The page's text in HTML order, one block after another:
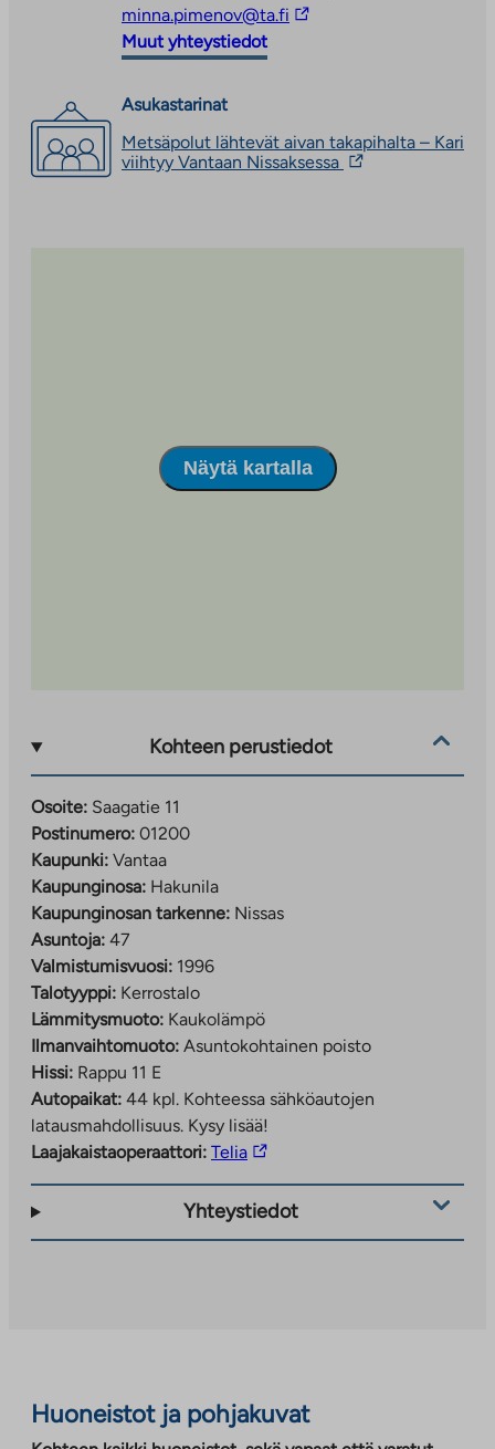
vie
ulkopuoliseen
palveluun
minna.pimenov@ta.fi Linkki
Muut yhteystiedot
Asukastarinat
Metsäpolut lähtevät aivan takapihalta – Kari
viihtyy Vantaan Nissaksessa Linkki
Näytä kartalla
Kohteen perustiedot
Osoite: Saagatie 11
Postinumero: 01200
Kaupunki: Vantaa
Kaupunginosa: Hakunila
Kaupunginosan tarkenne: Nissas
Asuntoja: 47
Valmistumisvuosi: 1996
Talotyyppi: Kerrostalo
Lämmitysmuoto: Kaukolämpö
Ilmanvaihtomuoto: Asuntokohtainen poisto
Hissi: Rappu 11 E
Autopaikat: 44 kpl. Kohteessa sähköautojen
latausmahdollisuus. Kysy lisää!
Laajakaistaoperaattori: TeliaLinkki
ulkopuoliseen
Yhteystiedot
Huoneistot ja pohjakuvat